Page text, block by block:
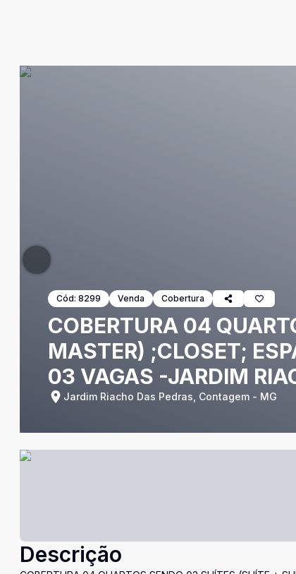
Cód: 8299 Venda Cobertura
COBERTURA 04
MASTER) ;CLOSET;
03 VAGAS -JARDIM
Jardim Riacho Das Pedras, Contagem - MG
Descrição